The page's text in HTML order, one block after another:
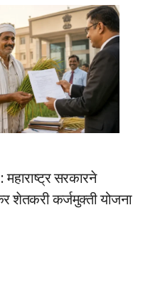
महाराष्ट्र सरकारने
शेतकरी कर्जमुक्ती योजना